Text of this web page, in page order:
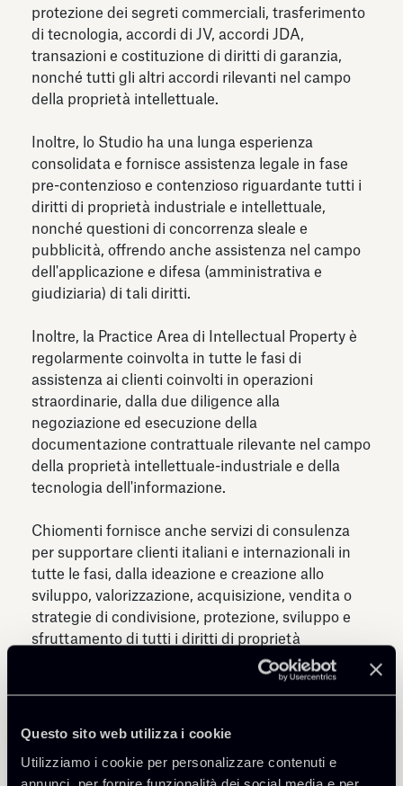
Questo sito web utilizza i cookie
Utilizziamo i cookie per personalizzare contenuti e
annunci, per fornire funzionalità dei social media e per
protezione dei segreti commerciali, trasferimento
di tecnologia, accordi di JV, accordi JDA,
transazioni e costituzione di diritti di garanzia,
nonché tutti gli altri accordi rilevanti nel campo
della proprietà intellettuale.
Inoltre, lo Studio ha una lunga esperienza
consolidata e fornisce assistenza legale in fase
pre-contenzioso e contenzioso riguardante tutti i
diritti di proprietà industriale e intellettuale,
nonché questioni di concorrenza sleale e
pubblicità, offrendo anche assistenza nel campo
dell'applicazione e difesa (amministrativa e
giudiziaria) di tali diritti.
Inoltre, la Practice Area di Intellectual Property è
regolarmente coinvolta in tutte le fasi di
assistenza ai clienti coinvolti in operazioni
straordinarie, dalla due diligence alla
negoziazione ed esecuzione della
documentazione contrattuale rilevante nel campo
della proprietà intellettuale-industriale e della
tecnologia dell'informazione.
Chiomenti fornisce anche servizi di consulenza
per supportare clienti italiani e internazionali in
tutte le fasi, dalla ideazione e creazione allo
sviluppo, valorizzazione, acquisizione, vendita o
strategie di condivisione, protezione, sviluppo e
sfruttamento di tutti i diritti di proprietà
crescente generata dalla velocità dell'evoluzione
in questioni legate al mondo della tecnologia